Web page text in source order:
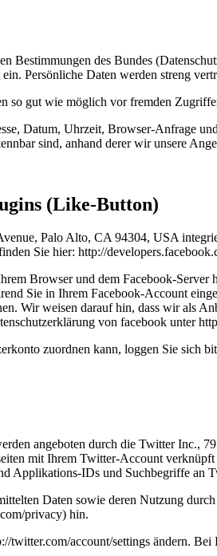
des Bundes
Persönliche Daten werden streng
gut wie möglich vor fremden
Datum, Uhrzeit, Browser-Anfrage
sind, anhand derer wir unsere
(Like-Button)
Palo Alto, CA 94304, USA
Sie hier: http://
Browser und dem Facebook-
Sie in Ihrem Facebook-Account
Wir weisen darauf hin, dass wir als
von facebook unter
zuordnen kann, loggen Sie sich
angeboten durch die Twitter Inc.,
mit Ihrem Twitter-Account
Applikations-IDs und Suchbegriffe an
Daten sowie deren Nutzung
privacy) hin.
account/settings ändern.